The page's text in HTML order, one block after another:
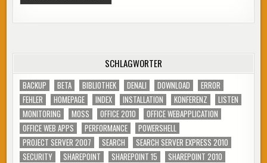
SCHLAGWÖRTER
BACKUP BETA BIBLIOTHEK DENALI DOWNLOAD
ERROR
FEHLER
HOMEPAGE INDEX INSTALLATION KONFERENZ
LISTEN
MONITORING
MOSS OFFICE 2010
OFFICE WEBAPPLICATION
OFFICE WEB APPS
PERFORMANCE
POWERSHELL
PROJECT SERVER 2007
SEARCH
SEARCH SERVER EXPRESS 2010
SECURITY
SHAREPOINT SHAREPOINT 15
SHAREPOINT 2010